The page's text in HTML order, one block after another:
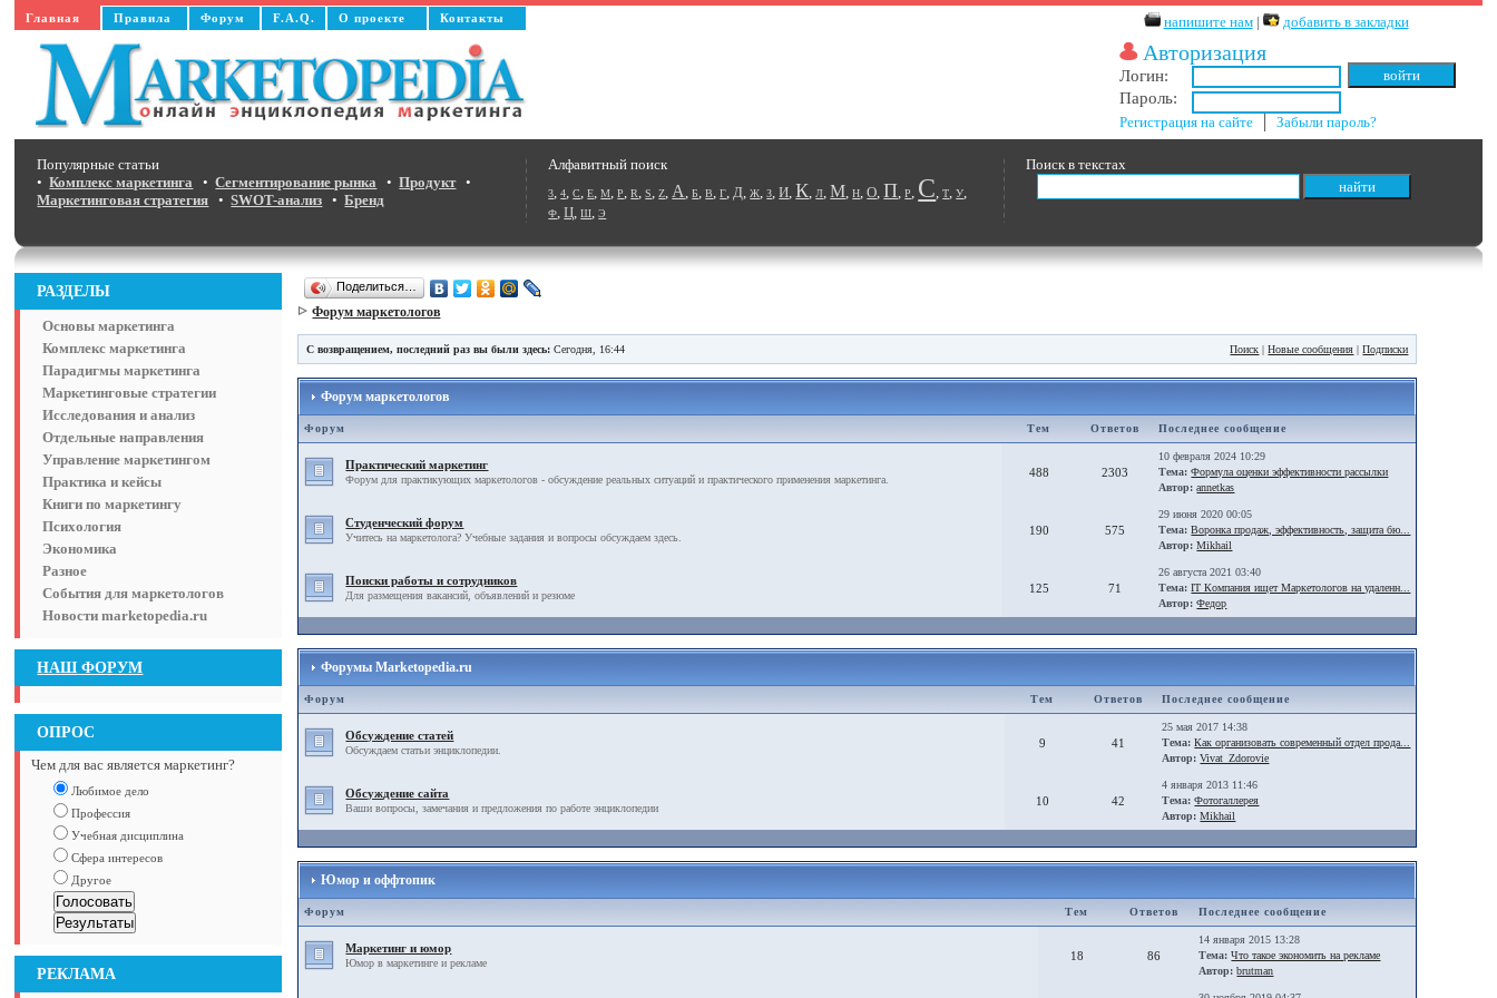
Главная Правила Форум F.A.Q. О проекте Контакты напишите нам| добавить в закладки
Авторизация
Логин:
Пароль:
Регистрация на сайте │Забыли пароль?
Поиск в текстах
Алфавитный поиск
3,4,C,E,M,P,R,S,Z,А,Б,В,Г,Д,Ж,З,И,К,Л,М,Н,О,П,Р, С,Т,У,
Ф,Ц,Ш,Э
Популярные статьи
•Комплекс маркетинга •Сегментирование рынка •Продукт•
Маркетинговая стратегия •SWOT-анализ •Бренд
РАЗДЕЛЫ
Основы маркетинга
Комплекс маркетинга
Парадигмы маркетинга
Маркетинговые стратегии
Исследования и анализ
Отдельные направления
Управление маркетингом
Практика и кейсы
Книги по маркетингу
Психология
Экономика
Разное
События для маркетологов
Новости marketopedia.ru
НАШ ФОРУМ
ОПРОС
Чем для вас является маркетинг?
Любимое дело
Профессия
Учебная дисциплина
Сфера интересов
Другое
РЕКЛАМА
Поделиться…
Форум маркетологов
С возвращением, последний раз вы были здесь: Сегодня, 16:44 Поиск |Новые сообщения |Подписки
Форум маркетологов
Форум Тем Ответов Последнее сообщение
Практический маркетинг
Форум для практикующих маркетологов - обсуждение реальных ситуаций и практического применения маркетинга.
488 2303
10 февраля 2024 10:29
Тема: Формула оценки эффективности рассылки
Автор: annetkas
Студенческий форум
Учитесь на маркетолога? Учебные задания и вопросы обсуждаем здесь.
190 575
29 июня 2020 00:05
Тема: Воронка продаж, эффективность, защита бю...
Автор: Mikhail
Поиски работы и сотрудников
Для размещения вакансий, объявлений и резюме
125 71
26 августа 2021 03:40
Тема: IT Компания ищет Маркетологов на удаленн...
Автор: Федор
Форумы Marketopedia.ru
Форум Тем Ответов Последнее сообщение
Обсуждение статей
Обсуждаем статьи энциклопедии.
9 41
25 мая 2017 14:38
Тема: Как организовать современный отдел прода...
Автор: Vivat_Zdorovie
Обсуждение сайта
Ваши вопросы, замечания и предложения по работе энциклопедии
10 42
4 января 2013 11:46
Тема: Фотогаллерея
Автор: Mikhail
Юмор и оффтопик
Форум Тем Ответов Последнее сообщение
Маркетинг и юмор
Юмор в маркетинге и рекламе
18 86
14 января 2015 13:28
Тема: Что такое экономить на рекламе
Автор: brutman